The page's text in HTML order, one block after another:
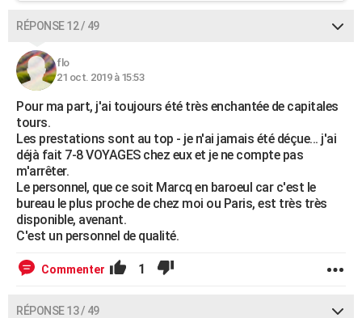
RÉPONSE 12 / 49
flo
21 oct. 2019 à 15:53
Pour ma part, j'ai toujours été très enchantée de capitales
tours.
Les prestations sont au top - je n'ai jamais été déçue... j'ai
déjà fait 7-8 VOYAGES chez eux et je ne compte pas
m'arrêter.
Le personnel, que ce soit Marcq en baroeul car c'est le
bureau le plus proche de chez moi ou Paris, est très très
disponible, avenant.
C'est un personnel de qualité.
Commenter 1
RÉPONSE 13 / 49